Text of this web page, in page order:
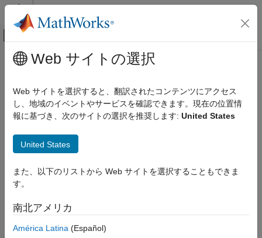
コンテンツへスキップ
オフキャンバス ナビゲーション メ
ドキュメンテーションのホーム
Statistics and Machine Learning Toolbox
分類
項目一覧
構文
例
入力引数
メインコンテンツ
loss
分類木モデルの分類損失
構文
L = loss(tree,Tbl,Y)
L = loss(tree,X,Y)
[L,SE,Nleaf,BestLevel] = loss(
説明
Web サイトの選択
Web サイトを選択すると、翻訳されたコンテンツにアクセス
し、地域のイベントやサービスを確認できます。現在の位置情
報に基づき、次のサイトの選択を推奨します: United States
United States
また、以下のリストから Web サイトを選択することもできま
す。
南北アメリカ
América Latina (Español)